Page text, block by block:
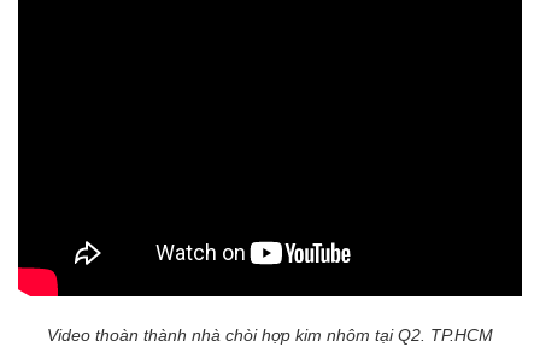
Video thoàn thành nhà chòi hợp kim nhôm tại Q2. TP.HCM